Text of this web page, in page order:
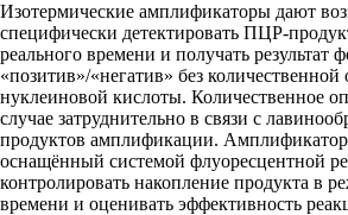
Изотермические амплификаторы дают
специфически детектировать ПЦР-
реального времени и получать результат
«позитив»/«негатив» без
нуклеиновой кислоты. Количественное
случае затруднительно в связи с
продуктов амплификации.
оснащённый системой флуоресцентной
контролировать накопление продукта в
времени и оценивать эффективность